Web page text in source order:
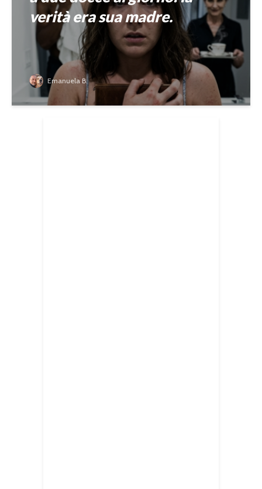
verità era sua madre.
Emanuela B.